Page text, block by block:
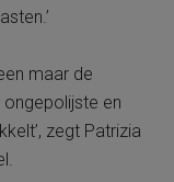
maar de
en
zegt Patrizia